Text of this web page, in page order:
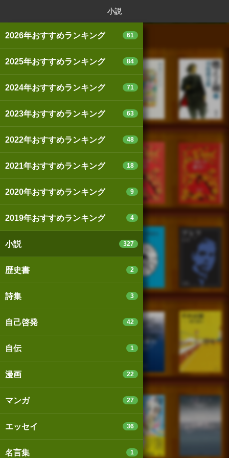
小説
2026年おすすめランキング 61
2025年おすすめランキング 84
2024年おすすめランキング 71
2023年おすすめランキング 63
2022年おすすめランキング 48
2021年おすすめランキング 18
2020年おすすめランキング 9
2019年おすすめランキング 4
小説 327
歴史書 2
詩集 3
自己啓発 42
自伝 1
漫画 22
マンガ 27
エッセイ 36
名言集 1
スマートフォン版 パソコン版
個人情報保護基本方針
Cookie等の利用に関するガイドライン
サイトアクセス情報の取得について
法人・プレスお問い合わせ 運営会社
※本サイトはアフィリエイトプログラムによる収益を得ていま